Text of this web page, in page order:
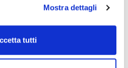
Mostra dettagli
tutti